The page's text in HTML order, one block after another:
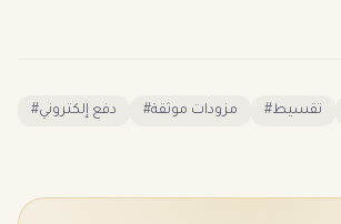
#دفع إلكتروني #مزودات موثقة #تقسيط